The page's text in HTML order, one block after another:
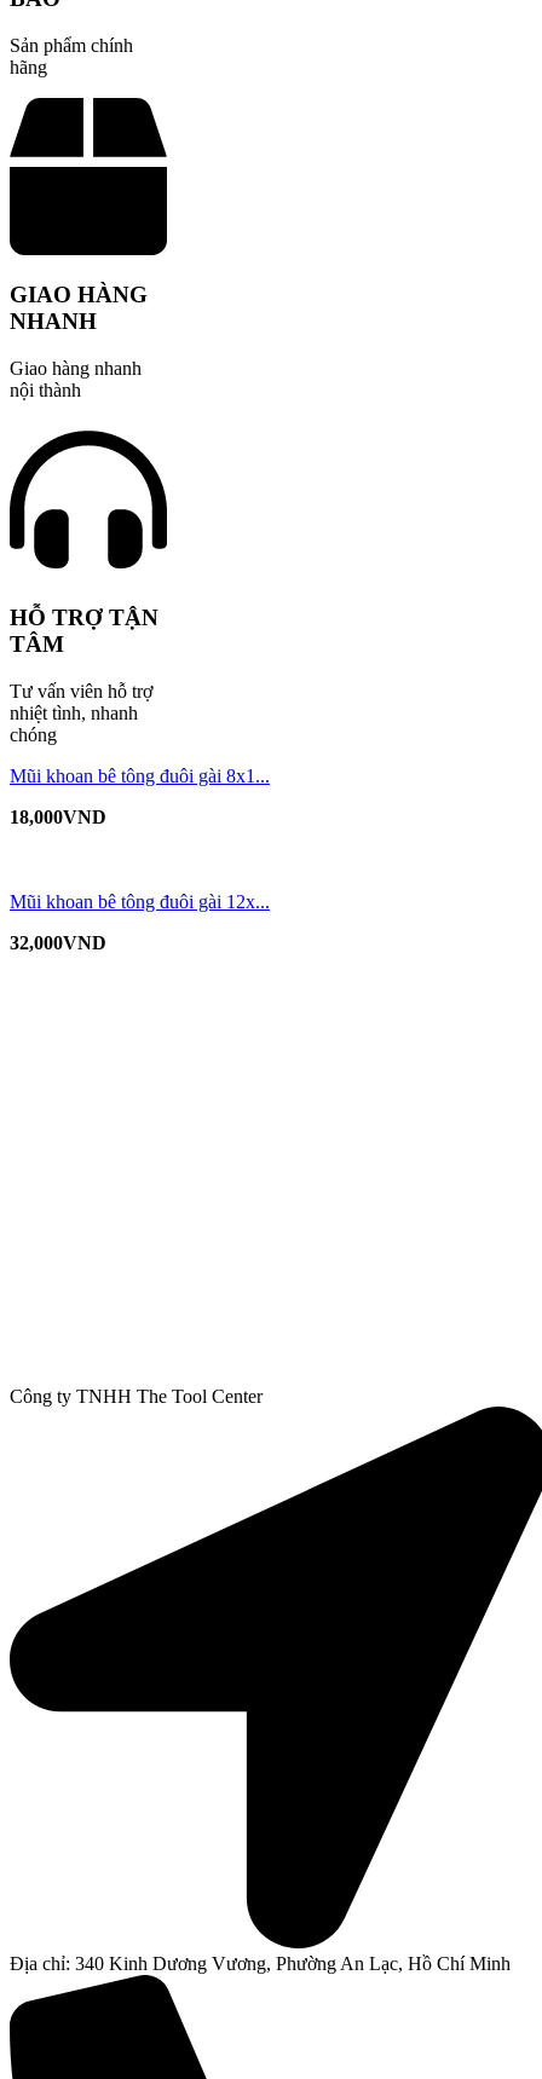
Sản phẩm chính
hãng
GIAO HÀNG
NHANH
Giao hàng nhanh
nội thành
HỖ TRỢ TẬN
TÂM
Tư vấn viên hỗ trợ
nhiệt tình, nhanh
chóng
Mũi khoan bê tông đuôi gài 8x1...
18,000VND
Mũi khoan bê tông đuôi gài 12x...
32,000VND
Công ty TNHH The Tool Center
Địa chỉ: 340 Kinh Dương Vương, Phường An Lạc, Hồ Chí Minh